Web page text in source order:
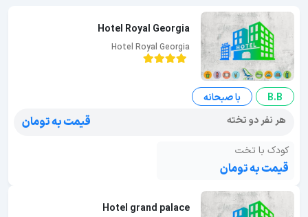
Hotel Royal Georgia
Hotel Royal Georgia
B.B
با صبحانه
هر نفر دو تخته
قیمت به تومان
کودک با تخت
قیمت به تومان
Hotel grand palace